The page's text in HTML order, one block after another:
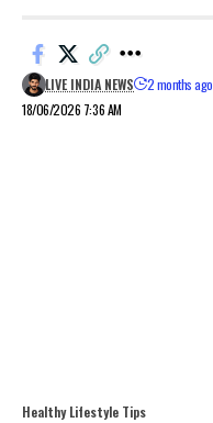
18/06/2026 7:36 AM
LIVE INDIA NEWS 2 months ago
Healthy Lifestyle Tips